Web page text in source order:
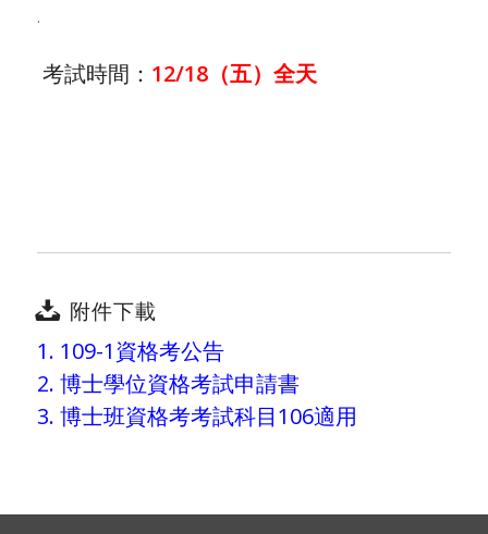
.
考試時間： 12/18（五）全天
附件下載
1. 109-1資格考公告
2. 博士學位資格考試申請書
3. 博士班資格考考試科目106適用